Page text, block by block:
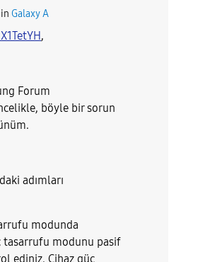
in Galaxy A
,
Forum
böyle bir sorun
adımları
modunda
tasarrufu modunu pasif
ediniz. Cihaz güç